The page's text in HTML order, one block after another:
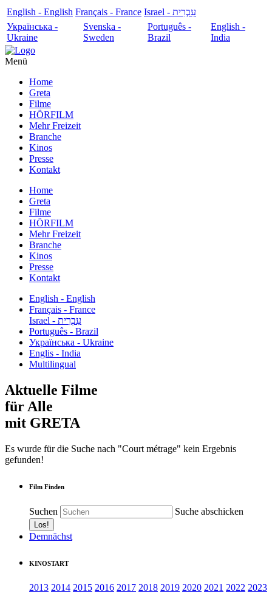
English - English Français - France
עִבְרִית - Israel
Українська -
Ukraine
Svenska -
Sweden
Português -
Brazil
English -
India
Menü
Home
Greta
Filme
HÖRFILM
Mehr Freizeit
Branche
Kinos
Presse
Kontakt
Home
Greta
Filme
HÖRFILM
Mehr Freizeit
Branche
Kinos
Presse
Kontakt
English - English
Français - France
עִבְרִית - Israel
Português - Brazil
Українська - Ukraine
Englis - India
Multilingual
Aktuelle Filme
für Alle
mit GRETA
Es wurde für die Suche nach "Court métrage" kein Ergebnis
gefunden!
Film Finden
Suchen Suche abschicken
Demnächst
KINOSTART
2013 2014 2015 2016 2017 2018 2019 2020 2021 2022 2023